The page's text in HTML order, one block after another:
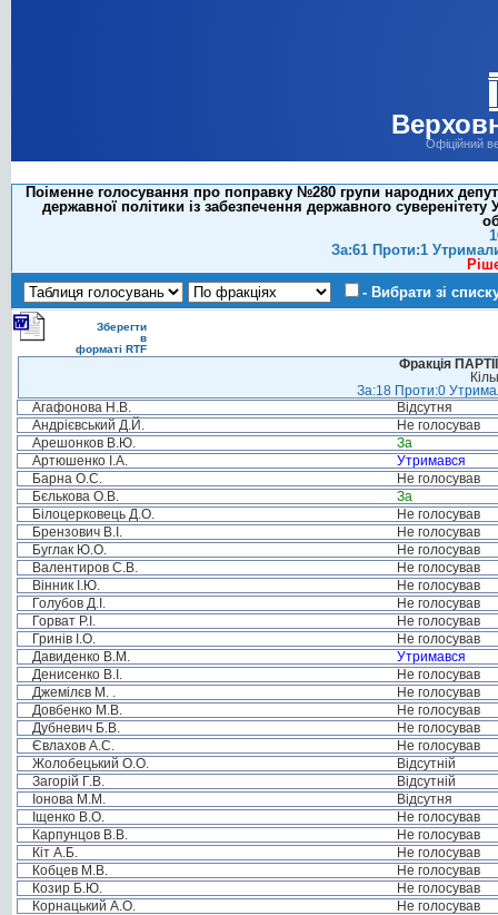
Офіційний
Поіменне голосування про поправку №280 групи народних
державної політики із забезпечення державного
За:61 Проти:1
- Вибрати зі
Зберегти
в
форматі RTF
Фракція
За:18 Проти:0
Агафонова Н.В.
Відсутня
Андрієвський Д.Й.
Не голосував
Арешонков В.Ю.
За
Артюшенко І.А.
Утримався
Барна О.С.
Не голосував
Бєлькова О.В.
За
Білоцерковець Д.О.
Не голосував
Брензович В.І.
Не голосував
Буглак Ю.О.
Не голосував
Валентиров С.В.
Не голосував
Вінник І.Ю.
Не голосував
Голубов Д.І.
Не голосував
Горват Р.І.
Не голосував
Гринів І.О.
Не голосував
Давиденко В.М.
Утримався
Денисенко В.І.
Не голосував
Джемілєв М. .
Не голосував
Довбенко М.В.
Не голосував
Дубневич Б.В.
Не голосував
Євлахов А.С.
Не голосував
Жолобецький О.О.
Відсутній
Загорій Г.В.
Відсутній
Іонова М.М.
Відсутня
Іщенко В.О.
Не голосував
Карпунцов В.В.
Не голосував
Кіт А.Б.
Не голосував
Кобцев М.В.
Не голосував
Козир Б.Ю.
Не голосував
Корнацький А.О.
Не голосував